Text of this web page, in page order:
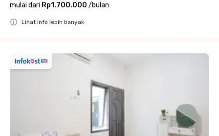
mulai dari Rp1.700.000 /bulan
Lihat info lebih banyak